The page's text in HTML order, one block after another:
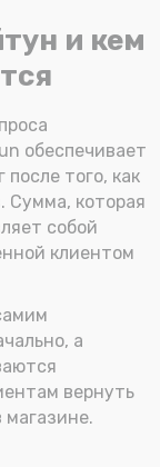
и кем
обеспечивает
того, как
Сумма, которая
собой
клиентом
а
вернуть
магазине.